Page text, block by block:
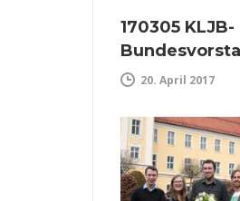
170305 KLJB-
20. April 2017